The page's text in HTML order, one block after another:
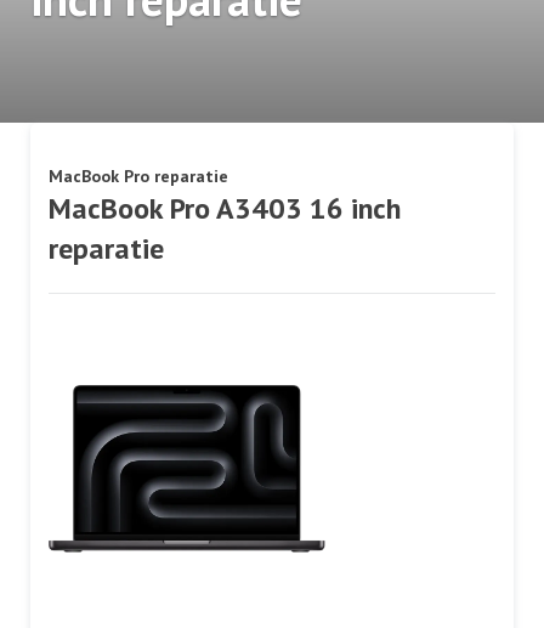
MacBook Pro reparatie
MacBook Pro A3403 16 inch
reparatie